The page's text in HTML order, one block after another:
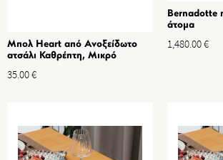
Μπολ Heart από Ανοξείδωτο
ατσάλι Καθρέπτη, Μικρό
35.00€
Bernadotte
άτομα
1,480.00€